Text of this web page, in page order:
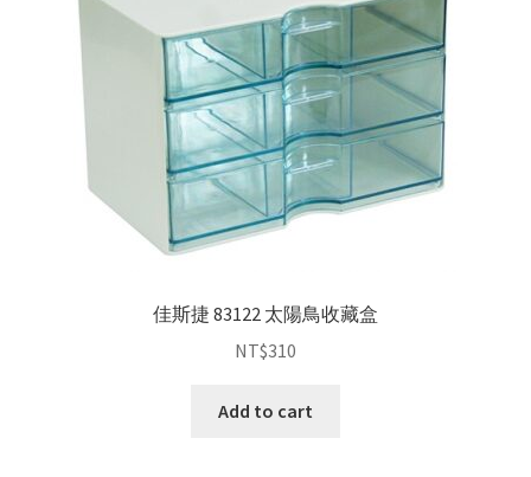
佳斯捷 83122 太陽鳥收藏盒
NT$310
Add to cart